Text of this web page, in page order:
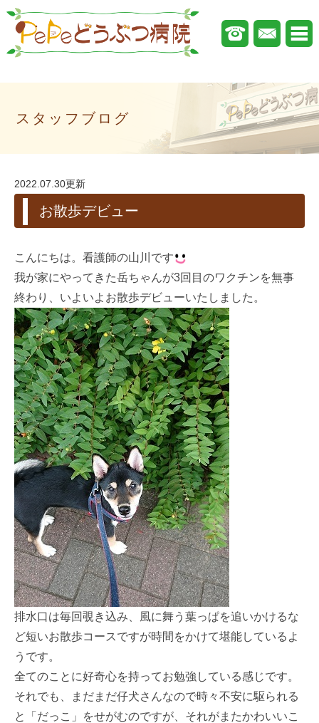
スタッフブログ
2022.07.30更新
お散歩デビュー
こんにちは。看護師の山川です
我が家にやってきた岳ちゃんが3回目のワクチンを無事
終わり、いよいよお散歩デビューいたしました。
排水口は毎回覗き込み、風に舞う葉っぱを追いかけるな
ど短いお散歩コースですが時間をかけて堪能しているよ
うです。
全てのことに好奇心を持ってお勉強している感じです。
それでも、まだまだ仔犬さんなので時々不安に駆られる
と「だっこ」をせがむのですが、それがまたかわいいこ